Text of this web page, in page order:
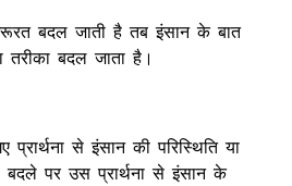
बदल जाती है तब इंसान के बात
बदल जाता है।
से इंसान की परिस्थिति या
बदले पर उस प्रार्थना से इंसान के